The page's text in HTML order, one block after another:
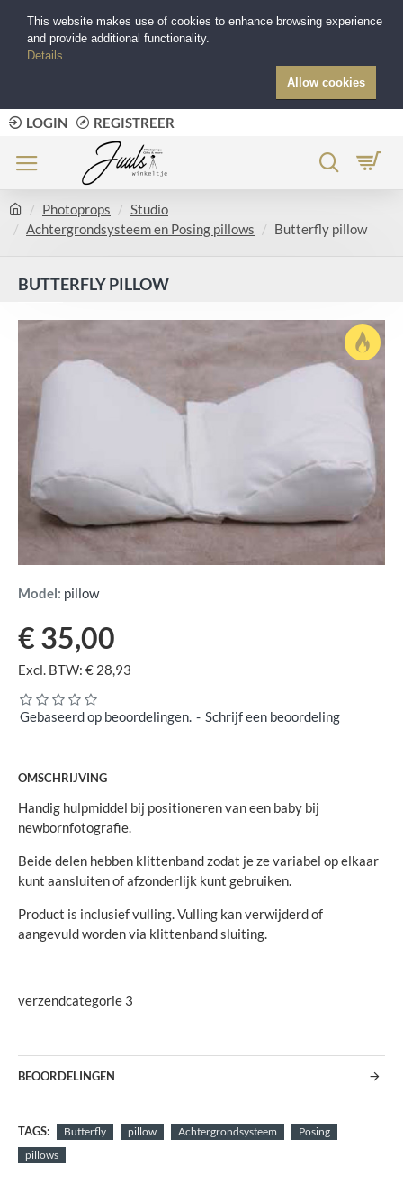
LOGIN REGISTREER
Photoprops
Studio
Achtergrondsysteem en Posing pillows
Butterfly pillow
BUTTERFLY PILLOW
Model: pillow
Gebaseerd op beoordelingen. - Schrijf een beoordeling
€ 35,00
Excl. BTW: € 28,93
OMSCHRIJVING
Handig hulpmiddel bij positioneren van een baby bij
newbornfotografie.
Beide delen hebben klittenband zodat je ze variabel op elkaar
kunt aansluiten of afzonderlijk kunt gebruiken.
Product is inclusief vulling. Vulling kan verwijderd of
aangevuld worden via klittenband sluiting.
verzendcategorie 3
BEOORDELINGEN
TAGS: Butterfly pillow Achtergrondsysteem
Posing
pillows
This website makes use of cookies to enhance browsing experience
and provide additional functionality.
Details
Allow cookies